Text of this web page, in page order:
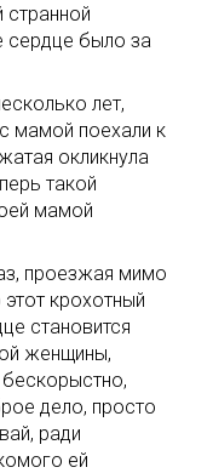
странной
сердце было за
лет,
мамой поехали к
окликнула
такой
мамой
проезжая мимо
крохотный
становится
женщины,
дело, просто
ради
ей